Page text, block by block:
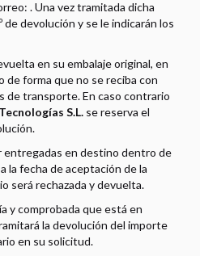
. Una vez tramitada dicha
de devolución y se le indicarán los
en su embalaje original, en
forma que no se reciba con
de transporte. En caso contrario
S.L. se reserva el
entregadas en destino dentro de
la fecha de aceptación de la
será rechazada y devuelta.
y comprobada que está en
la devolución del importe
en su solicitud.